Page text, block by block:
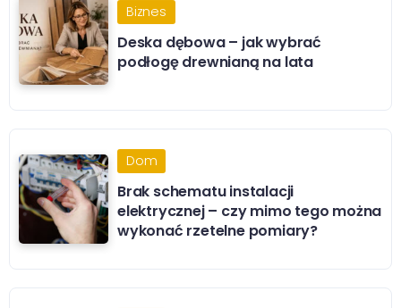
Biznes
Deska dębowa – jak wybrać
podłogę drewnianą na lata
Dom
Brak schematu instalacji
elektrycznej – czy mimo tego można
wykonać rzetelne pomiary?